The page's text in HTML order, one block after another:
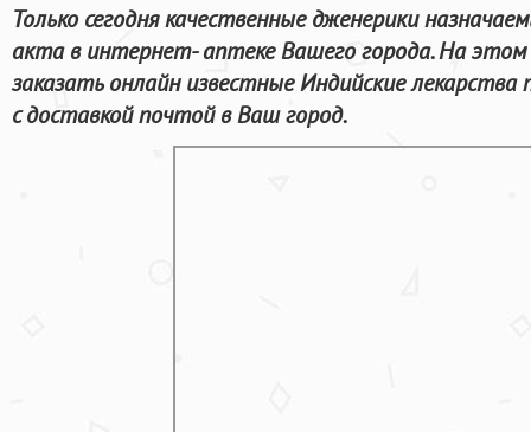
Только сегодня качественные дженерики
акта в интернет- аптеке Вашего города. На
заказать онлайн известные Индийские
с доставкой почтой в Ваш город.